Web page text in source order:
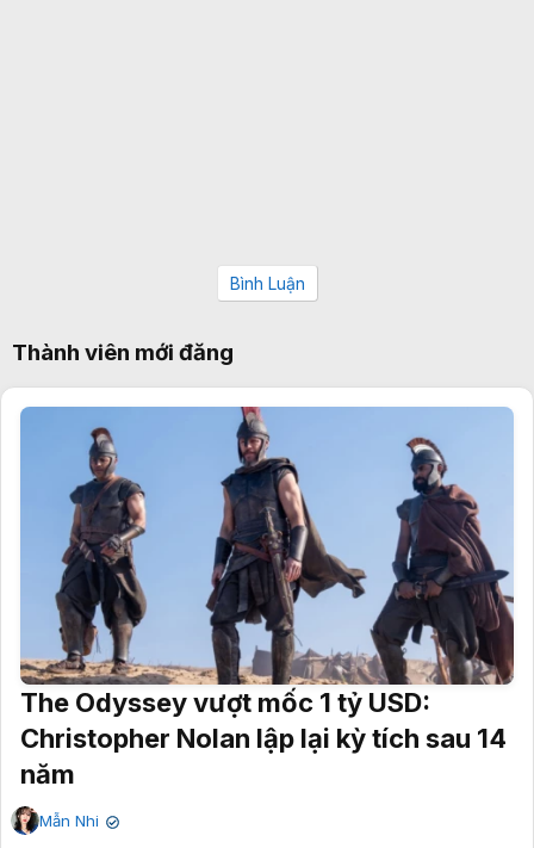
Bình Luận
Thành viên mới đăng
The Odyssey vượt mốc 1 tỷ USD:
Christopher Nolan lập lại kỳ tích sau 14
năm
Mẫn Nhi ✔